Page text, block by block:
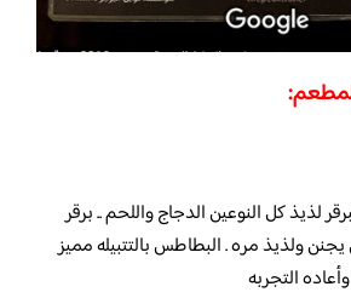
لذيذ كل النوعين الدجاج واللحم .. برقر
ولذيذ مره . البطاطس بالتتبيله مميز
التجربه